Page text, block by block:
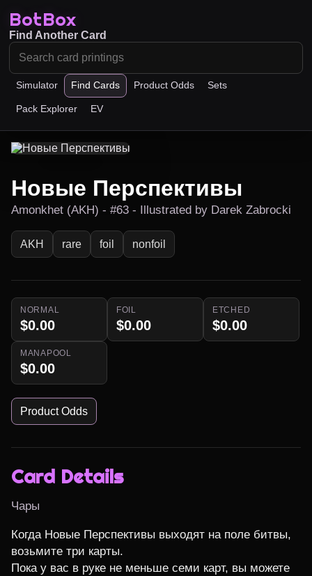
BotBox
Simulator Find Cards Product Odds Sets
Pack Explorer EV
Find Another Card
Новые Перспективы
Amonkhet (AKH) - #63 - Illustrated by Darek Zabrocki
AKH rare foil nonfoil
NORMAL
$0.00
FOIL
$0.00
ETCHED
$0.00
MANAPOOL
$0.00
Product Odds
Card Details
Чары
Когда Новые Перспективы выходят на поле битвы,
возьмите три карты.
Пока у вас в руке не меньше семи карт, вы можете